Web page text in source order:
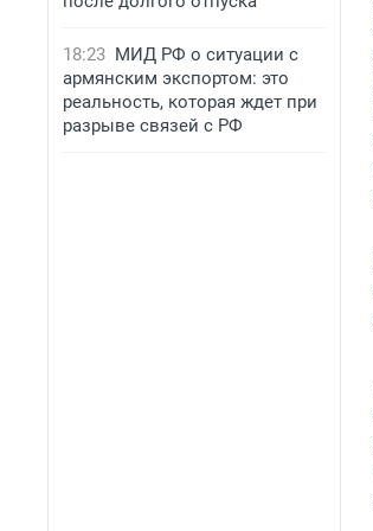
18:23 МИД РФ о ситуации с
армянским экспортом: это
реальность, которая ждет при
разрыве связей с РФ